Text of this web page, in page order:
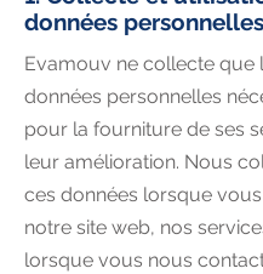
données
Evamouv ne collecte que
données personnelles
pour la fourniture de ses
leur amélioration. Nous
ces données lorsque
notre site web, nos
lorsque vous nous